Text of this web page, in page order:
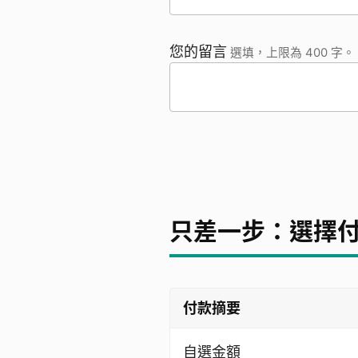
您的留言 選填，上限為 400 字。
只差一步：選擇
付款摘要
自選金額